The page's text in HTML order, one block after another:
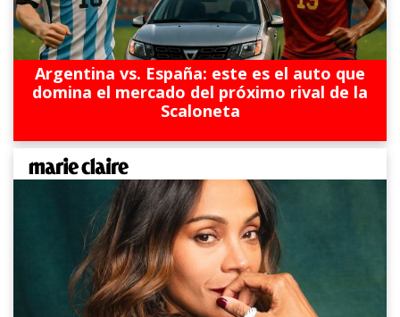
Argentina vs. España: este es el auto que
domina el mercado del próximo rival de la
Scaloneta